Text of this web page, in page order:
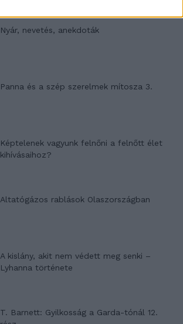
Nyár, nevetés, anekdoták
Panna és a szép szerelmek mítosza 3.
Képtelenek vagyunk felnőni a felnőtt élet
kihívásaihoz?
Altatógázos rablások Olaszországban
A kislány, akit nem védett meg senki –
Lyhanna története
T. Barnett: Gyilkosság a Garda-tónál 12.